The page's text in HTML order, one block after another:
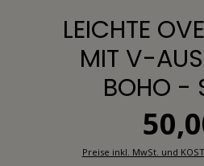
LEICHTE
MIT V-
BOHO -
Preise inkl. MwSt. und